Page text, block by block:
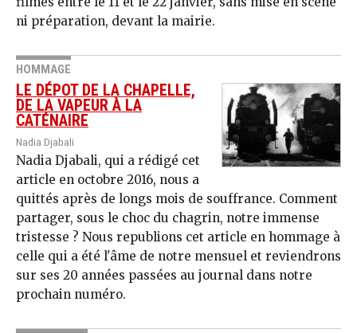
ni préparation, devant la mairie.
HOMMAGE
LE DÉPOT DE LA CHAPELLE,
DE LA VAPEUR À LA
CATÉNAIRE
Nadia Djabali
Nadia Djabali, qui a rédigé cet
article en octobre 2016, nous a
quittés après de longs mois de souffrance. Comment
partager, sous le choc du chagrin, notre immense
tristesse ? Nous republions cet article en hommage à
celle qui a été l'âme de notre mensuel et reviendrons
sur ses 20 années passées au journal dans notre
prochain numéro.